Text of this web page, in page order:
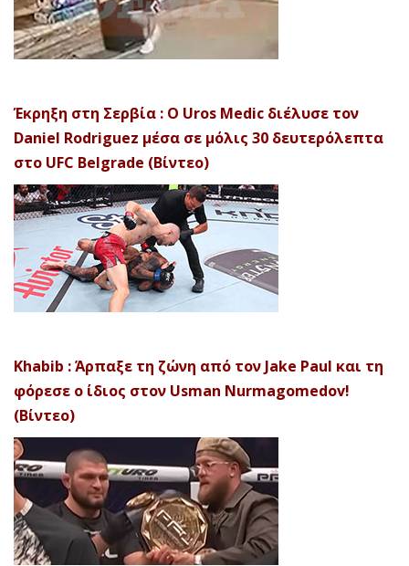
Έκρηξη στη Σερβία : Ο Uros Medic διέλυσε τον
Daniel Rodriguez μέσα σε μόλις 30 δευτερόλεπτα
στο UFC Belgrade (Βίντεο)
Khabib : Άρπαξε τη ζώνη από τον Jake Paul και τη
φόρεσε ο ίδιος στον Usman Nurmagomedov!
(Βίντεο)